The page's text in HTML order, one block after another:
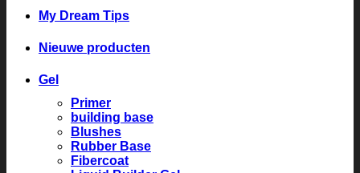
My Dream Tips
Nieuwe producten
Gel
Primer
building base
Blushes
Rubber Base
Fibercoat